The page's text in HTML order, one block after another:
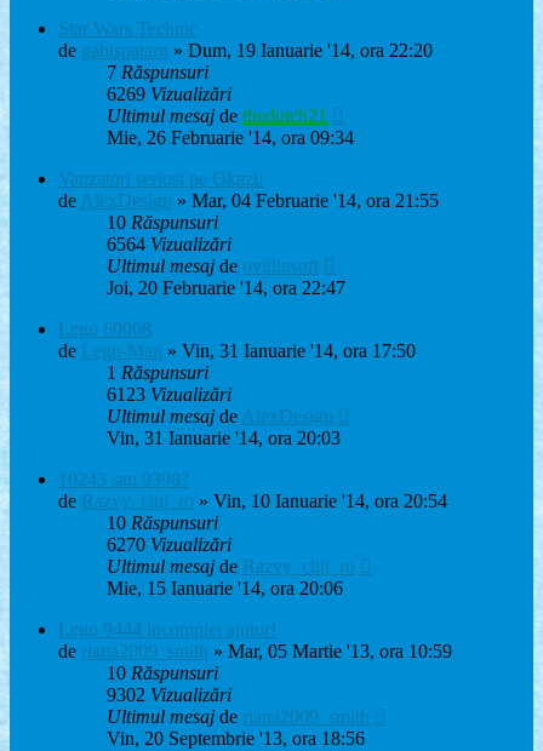
Star Wars Technic
de gabispataru » Dum, 19 Ianuarie '14, ora 22:20
7 Răspunsuri
6269 Vizualizări
Ultimul mesaj de thedutch21
Mie, 26 Februarie '14, ora 09:34
Vanzatori seriosi pe Okazii
de AlexDesign » Mar, 04 Februarie '14, ora 21:55
10 Răspunsuri
6564 Vizualizări
Ultimul mesaj de ovidiusoft
Joi, 20 Februarie '14, ora 22:47
Lego 60008
de Lego-Man » Vin, 31 Ianuarie '14, ora 17:50
1 Răspunsuri
6123 Vizualizări
Ultimul mesaj de AlexDesign
Vin, 31 Ianuarie '14, ora 20:03
10243 sau 9398?
de Razvy_cluj_ro » Vin, 10 Ianuarie '14, ora 20:54
10 Răspunsuri
6270 Vizualizări
Ultimul mesaj de Razvy_cluj_ro
Mie, 15 Ianuarie '14, ora 20:06
Lego 9444 incomplet ajutor!
de riana2009_smith » Mar, 05 Martie '13, ora 10:59
10 Răspunsuri
9302 Vizualizări
Ultimul mesaj de riana2009_smith
Vin, 20 Septembrie '13, ora 18:56